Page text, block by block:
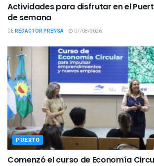
Actividades para disfrutar en el
de semana
DEREDACTOR PRENSA 07/08/2026
PUERTO
Comenzó el curso de Economía